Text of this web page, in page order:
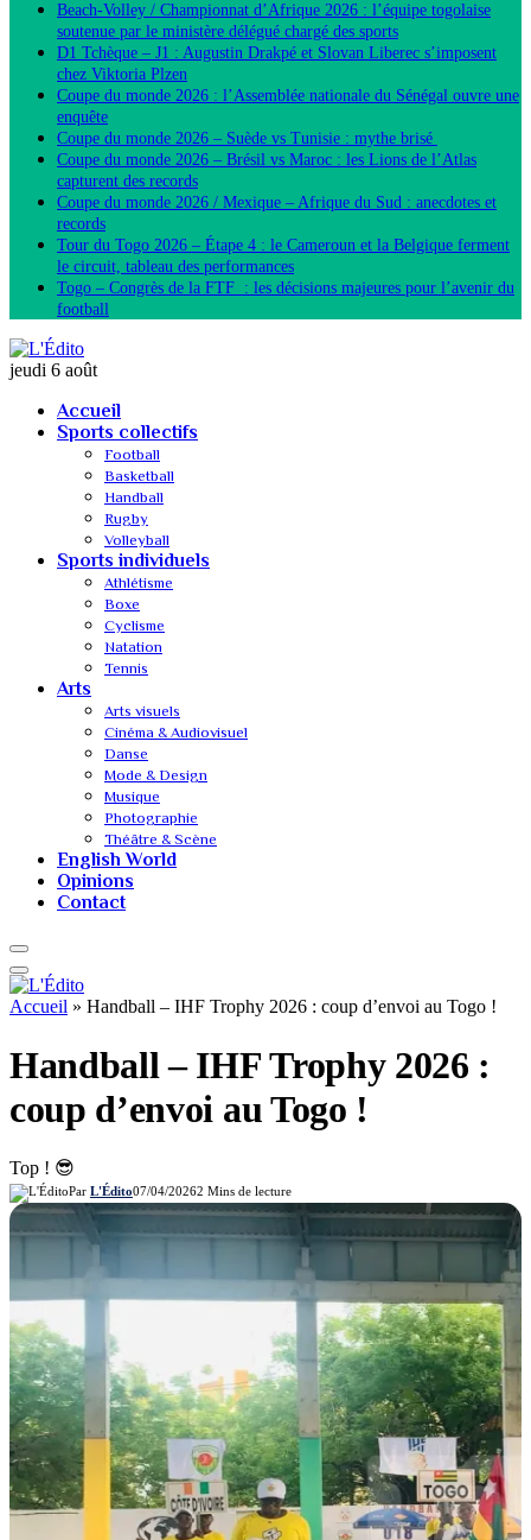
Beach-Volley / Championnat d’Afrique 2026 : l’équipe togolaise
soutenue par le ministère délégué chargé des sports
D1 Tchèque – J1 : Augustin Drakpé et Slovan Liberec s’imposent
chez Viktoria Plzen
Coupe du monde 2026 : l’Assemblée nationale du Sénégal ouvre une
enquête
Coupe du monde 2026 – Suède vs Tunisie : mythe brisé
Coupe du monde 2026 – Brésil vs Maroc : les Lions de l’Atlas
capturent des records
Coupe du monde 2026 / Mexique – Afrique du Sud : anecdotes et
records
Tour du Togo 2026 – Étape 4 : le Cameroun et la Belgique ferment
le circuit, tableau des performances
Togo – Congrès de la FTF : les décisions majeures pour l’avenir du
football
jeudi 6 août
Accueil
Sports collectifs
Football
Basketball
Handball
Rugby
Volleyball
Sports individuels
Athlétisme
Boxe
Cyclisme
Natation
Tennis
Arts
Arts visuels
Cinéma & Audiovisuel
Danse
Mode & Design
Musique
Photographie
Théâtre & Scène
English World
Opinions
Contact
Accueil » Handball – IHF Trophy 2026 : coup d’envoi au Togo !
Handball – IHF Trophy 2026 :
coup d’envoi au Togo !
Top ! 😎
Par L'Édito07/04/20262 Mins de lecture